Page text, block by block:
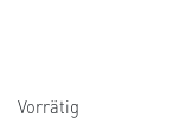
Vorrätig